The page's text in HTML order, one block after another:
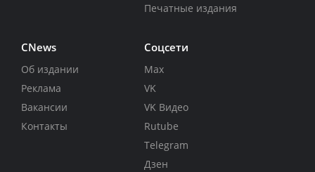
Печатные издания
CNews
Об издании
Реклама
Вакансии
Контакты
Соцсети
Max
VK
VK Видео
Rutube
Telegram
Дзен